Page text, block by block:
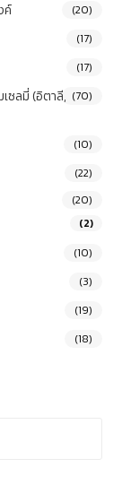
ค์ (20)
(17)
(17)
ซลมี่ (อิตาลี, (70)
(10)
(22)
(20)
(2)
(10)
(3)
(19)
(18)